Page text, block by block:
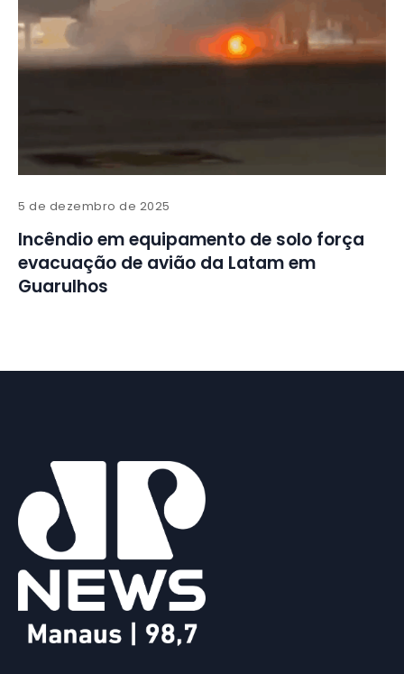
5 de dezembro de 2025
Incêndio em equipamento de solo força
evacuação de avião da Latam em
Guarulhos